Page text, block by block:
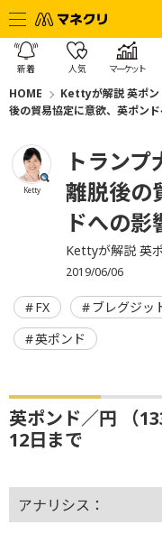
新着 人気 マーケット
HOME Kettyが解説 英ポン
後の貿易協定に意欲、英ポン
Ketty
トラン
離脱後の
ドへの影
Kettyが解説 英
2019/06/06
FX ブレグジッ
英ポンド
英ポンド／円 （
12日まで
アナリシス：